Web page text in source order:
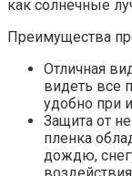
как солнечные
Преимущества
Отличная
видеть все
удобно при
Защита от
пленка
дождю,